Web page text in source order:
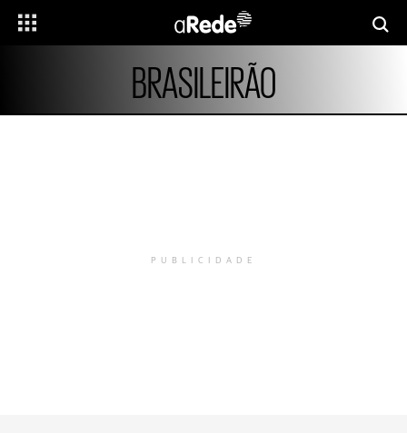
BRASILEIRÃO
PUBLICIDADE